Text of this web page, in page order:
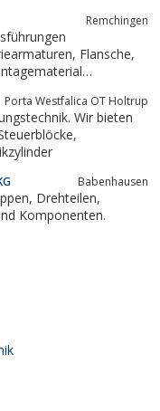
Remchingen
Porta Westfalica OT Holtrup
Babenhausen
Ventilen und Komponenten.